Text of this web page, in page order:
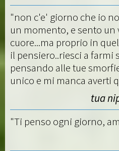
"non c'e' giorno che io
un momento, e sento
cuore...ma proprio in
il pensiero..riesci a farmi
pensando alle tue
unico e mi manca averti
tua
"Ti penso ogni giorno,